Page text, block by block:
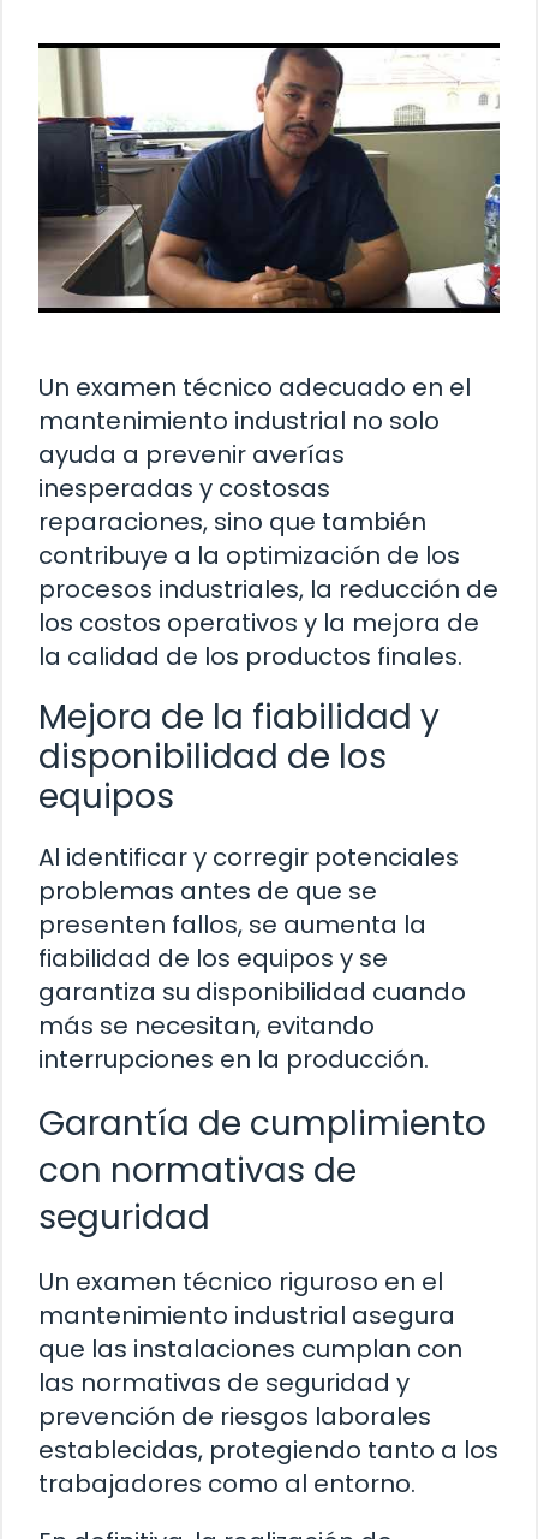
Un examen técnico adecuado en el
mantenimiento industrial no solo
ayuda a prevenir averías
inesperadas y costosas
reparaciones, sino que también
contribuye a la optimización de los
procesos industriales, la reducción de
los costos operativos y la mejora de
la calidad de los productos finales.
Mejora de la fiabilidad y
disponibilidad de los
equipos
Al identificar y corregir potenciales
problemas antes de que se
presenten fallos, se aumenta la
fiabilidad de los equipos y se
garantiza su disponibilidad cuando
más se necesitan, evitando
interrupciones en la producción.
Garantía de cumplimiento
con normativas de
seguridad
Un examen técnico riguroso en el
mantenimiento industrial asegura
que las instalaciones cumplan con
las normativas de seguridad y
prevención de riesgos laborales
establecidas, protegiendo tanto a los
trabajadores como al entorno.